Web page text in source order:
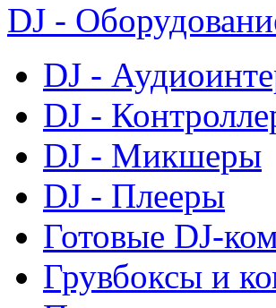
DJ -
DJ -
DJ -
DJ - Микшеры
DJ - Плееры
Готовые DJ-
Грувбоксы и